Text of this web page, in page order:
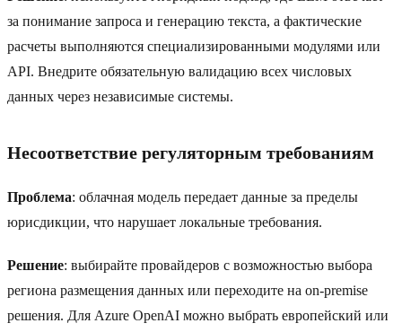
за понимание запроса и генерацию текста, а фактические
расчеты выполняются специализированными модулями или
API. Внедрите обязательную валидацию всех числовых
данных через независимые системы.
Несоответствие регуляторным требованиям
Проблема: облачная модель передает данные за пределы
юрисдикции, что нарушает локальные требования.
Решение: выбирайте провайдеров с возможностью выбора
региона размещения данных или переходите на on-premise
решения. Для Azure OpenAI можно выбрать европейский или